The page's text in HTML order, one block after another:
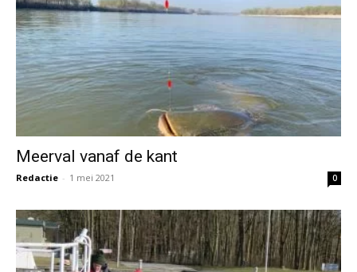
Meerval vanaf de kant
Redactie - 1 mei 2021 0